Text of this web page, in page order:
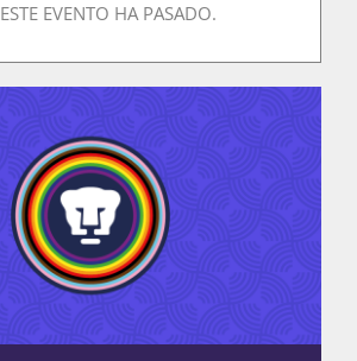
La Boletina
Blog
Recursos
ESTE EVENTO HA PASADO.